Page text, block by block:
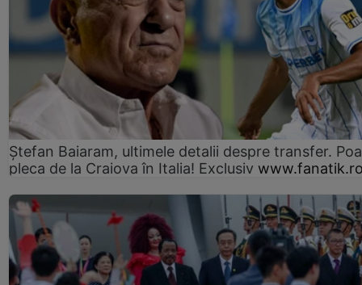
Ștefan Baiaram, ultimele detalii despre transfer.
pleca de la Craiova în Italia! Exclusiv